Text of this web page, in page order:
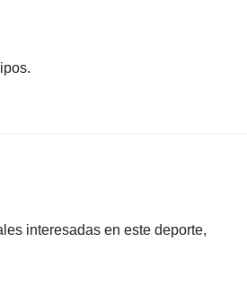
interesadas en este deporte,